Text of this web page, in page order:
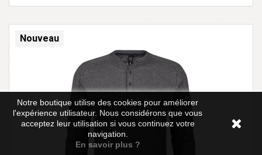
Nouveau
Notre boutique utilise des cookies pour améliorer
l'expérience utilisateur. Nous considérons que vous
acceptez leur utilisation si vous continuez votre
navigation.
En savoir plus ?